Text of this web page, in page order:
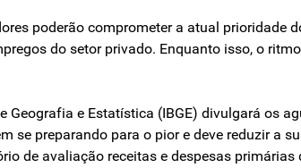
poderão comprometer a atual prioridade
do setor privado. Enquanto isso, o
e Estatística (IBGE) divulgará os
se preparando para o pior e deve reduzir a
de avaliação receitas e despesas